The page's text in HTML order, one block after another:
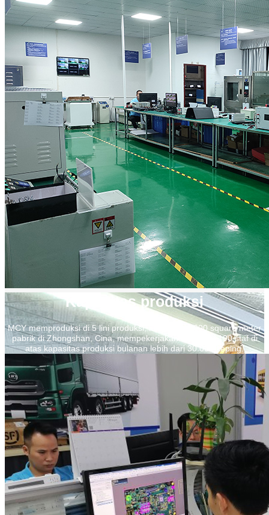
Kapasitas produksi
MCY memproduksi di 5 lini produksi, lebih dari 3.000 square meter
pabrik di Zhongshan, Cina, mempekerjakan lebih dari 100 staf di
atas kapasitas produksi bulanan lebih dari 30.000 keping.